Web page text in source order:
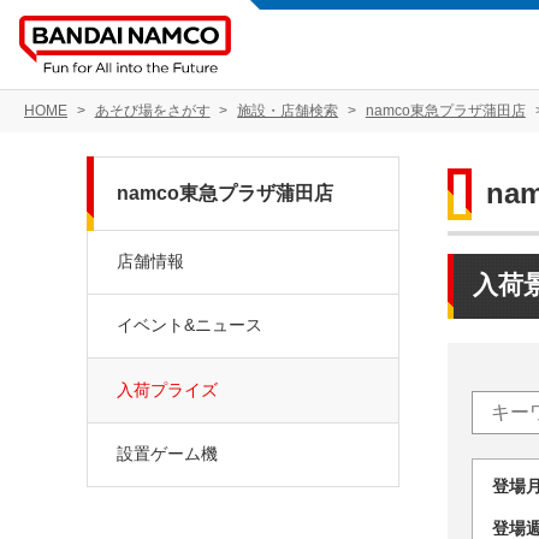
HOME あそび場をさがす 施設・店舗検索 namco東急プラザ蒲田店
入荷
登
登
namco東急プラザ蒲田店
店舗情報
イベント&ニュース
入荷プライズ
設置ゲーム機